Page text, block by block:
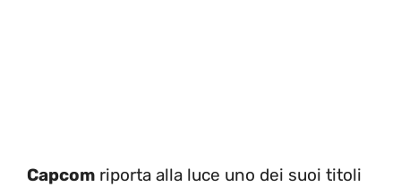
Capcom riporta alla luce uno dei suoi titoli